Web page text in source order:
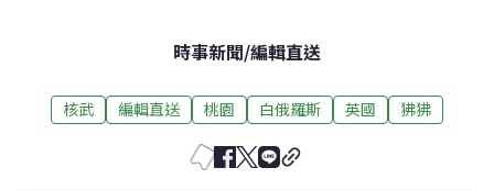
時事新聞/編輯直送
核武 編輯直送 桃園 白俄羅斯 英國 狒狒